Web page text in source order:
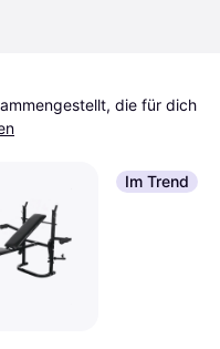
die für dich
Im Trend